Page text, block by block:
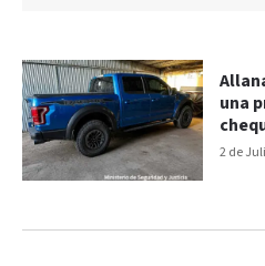
2 de
una
una